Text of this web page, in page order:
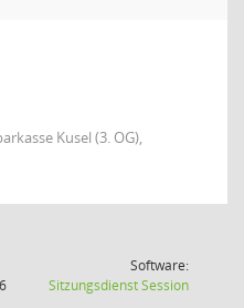
Kusel (3. OG),
Software:
SitzungsdienstSession(Wird in